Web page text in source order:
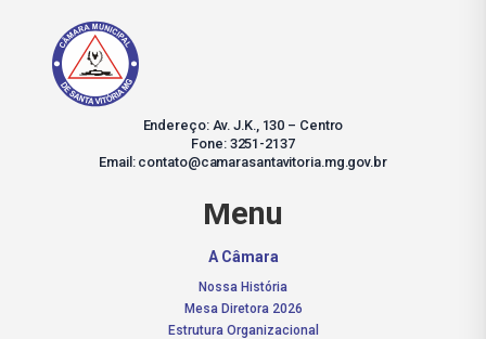
Endereço: Av. J.K., 130 – Centro
Fone: 3251-2137
Email: contato@camarasantavitoria.mg.gov.br
Menu
A Câmara
Nossa História
Mesa Diretora 2026
Estrutura Organizacional